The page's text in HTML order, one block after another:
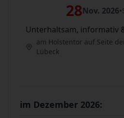
28Nov. 2026•
Unterhaltsam, informativ
am Holstentor auf Seite
Lübeck
im Dezember 2026: